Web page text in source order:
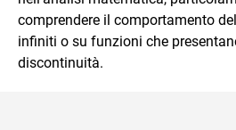
conseguito l'abilitazione a
entrato di ruolo nel 2023
comprendere il comportamento
infiniti o su funzioni che
discontinuità.